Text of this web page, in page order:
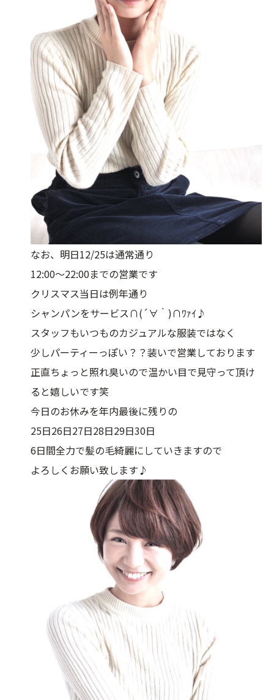
なお、明日12/25は通常通り
12:00〜22:00までの営業です
クリスマス当日は例年通り
シャンパンをサービス∩(´∀｀)∩ﾜｧｲ♪
スタッフもいつものカジュアルな服装ではなく
少しパーティーっぽい？？装いで営業しております
正直ちょっと照れ臭いので温かい目で見守って頂け
ると嬉しいです笑
今日のお休みを年内最後に残りの
25日26日27日28日29日30日
6日間全力で髪の毛綺麗にしていきますので
よろしくお願い致します♪